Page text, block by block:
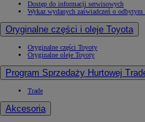
Dostęp do informacji serwisowych
Wykaz wydanych zaświadczeń o
Oryginalne części i oleje Toyota
Oryginalne części Toyoty
Oryginalne oleje Toyoty
Program Sprzedaży Hurtowej
Trade
Akcesoria